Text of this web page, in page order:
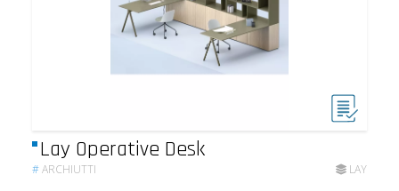
Lay Operative Desk
#ARCHIUTTI LAY